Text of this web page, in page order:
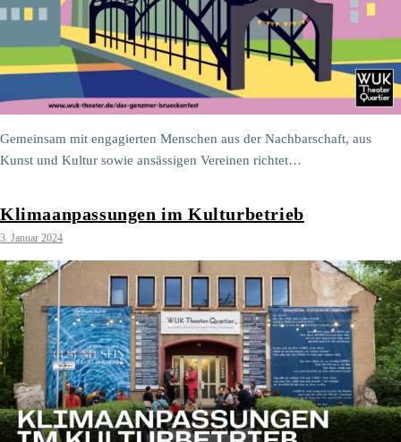
Gemeinsam mit engagierten Menschen aus der Nachbarschaft, aus
Kunst und Kultur sowie ansässigen Vereinen richtet…
Klimaanpassungen im Kulturbetrieb
3. Januar 2024